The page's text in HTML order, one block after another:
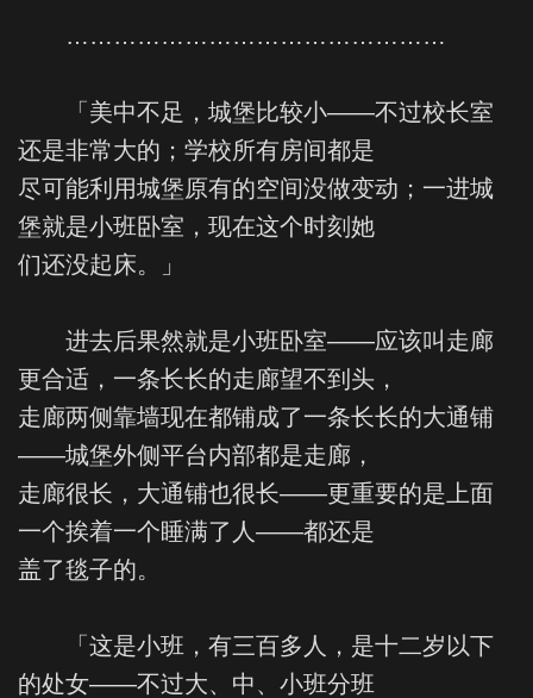
…………………………………………
「美中不足，城堡比较小——不过校长室
还是非常大的；学校所有房间都是
尽可能利用城堡原有的空间没做变动；一进城
堡就是小班卧室，现在这个时刻她
们还没起床。」
进去后果然就是小班卧室——应该叫走廊
更合适，一条长长的走廊望不到头，
走廊两侧靠墙现在都铺成了一条长长的大通铺
——城堡外侧平台内部都是走廊，
走廊很长，大通铺也很长——更重要的是上面
一个挨着一个睡满了人——都还是
盖了毯子的。
「这是小班，有三百多人，是十二岁以下
的处女——不过大、中、小班分班